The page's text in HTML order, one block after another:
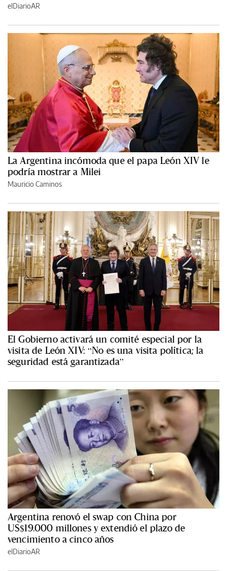
elDiarioAR
La Argentina incómoda que el papa León XIV le
podría mostrar a Milei
Mauricio Caminos
El Gobierno activará un comité especial por la
visita de León XIV: “No es una visita política; la
seguridad está garantizada”
Argentina renovó el swap con China por
US$19.000 millones y extendió el plazo de
vencimiento a cinco años
elDiarioAR